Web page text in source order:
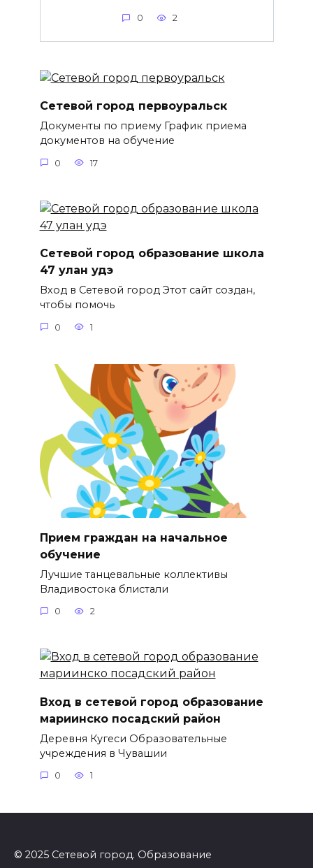
0 2
Сетевой город первоуральск
Документы по приему График приема
документов на обучение
0 17
Сетевой город образование школа
47 улан удэ
Вход в Сетевой город Этот сайт создан,
чтобы помочь
0 1
Прием граждан на начальное
обучение
Лучшие танцевальные коллективы
Владивостока блистали
0 2
Вход в сетевой город образование
мариинско посадский район
Деревня Кугеси Образовательные
учреждения в Чувашии
0 1
© 2025 Сетевой город. Образование